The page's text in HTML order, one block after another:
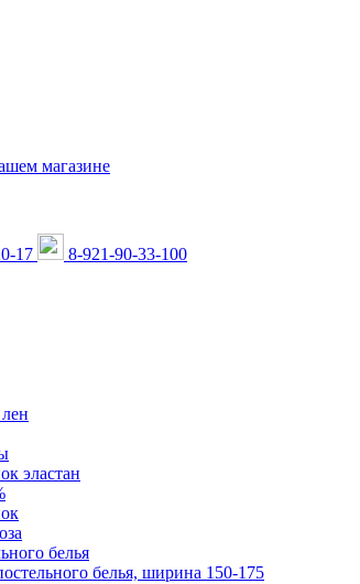
магазине
17 8-921-90-33-100
эластан
белья
белья, ширина 150-175